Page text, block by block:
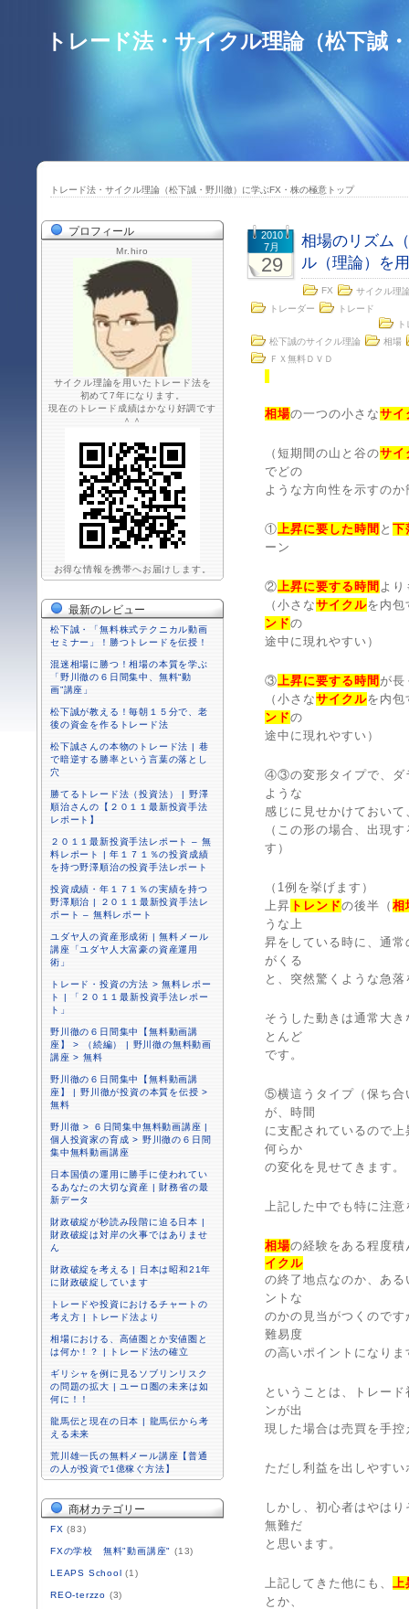
トレード法・サイクル理論（松下誠
トレード法・サイクル理論（松下誠・野川徹）に学ぶFX・株の極意トップ
2010
7月
29
相場のリズム
ル（理論）を
FX
サイクル理
トレーダー
トレード
松下誠のサイクル理論
相場
ＦＸ無料ＤＶＤ
相場の一つの小さなサイ
（短期間の山と谷のサイ
でどの
ような方向性を示すの
①上昇に要した時間 と 下
ーン
②上昇に要する時間 より
（小さなサイクルを内包
ンドの
途中に現れやすい）
③上昇に要する時間 が長
（小さなサイクルを内包
ンドの
途中に現れやすい）
④③の変形タイプで、ダ
ような
感じに見せかけておい
（この形の場合、出現
す）
（1例を挙げます）
上昇 トレンドの後半（ 相
うな上
昇をしている時に、通
がくる
と、突然驚くような急
そうした動きは通常大き
とんど
です。
⑤横這うタイプ（保ち合
が、時間
に支配されているので
何らか
の変化を見せてきます。
上記した中でも特に注
相場の経験をある程度
イクル
の終了地点なのか、あ
ントな
のかの見当がつくので
難易度
の高いポイントになりま
ということは、トレー
ンが出
現した場合は売買を手
ただし利益を出しやす
しかし、初心者はやは
無難だ
と思います。
上記してきた他にも、 上
とか、
プロフィール
Mr.hiro
サイクル理論を用いたトレード法を
初めて7年になります。
現在のトレード成績はかなり好調です
＾＾
お得な情報を携帯へお届けします。
最新のレビュー
松下誠・「無料株式テクニカル動画
セミナー」！勝つトレードを伝授！
混迷相場に勝つ！相場の本質を学ぶ
「野川徹の６日間集中、無料“動
画”講座」
松下誠が教える！毎朝１５分で、老
後の資金を作るトレード法
松下誠さんの本物のトレード法 | 巷
で暗逆する勝率という言葉の落とし
穴
勝てるトレード法（投資法） | 野澤
順治さんの【２０１１最新投資手法
レポート】
２０１１最新投資手法レポート – 無
料レポート | 年１７１％の投資成績
を持つ野澤順治の投資手法レポート
投資成績・年１７１％の実績を持つ
野澤順治 | ２０１１最新投資手法レ
ポート – 無料レポート
ユダヤ人の資産形成術 | 無料メール
講座「ユダヤ人大富豪の資産運用
術」
トレード・投資の方法 > 無料レポー
ト | 「２０１１最新投資手法レポー
ト」
野川徹の６日間集中【無料動画講
座】 > （続編） | 野川徹の無料動画
講座 > 無料
野川徹の６日間集中【無料動画講
座】 | 野川徹が投資の本質を伝授 >
無料
野川徹 > ６日間集中無料動画講座 |
個人投資家の育成 > 野川徹の６日間
集中無料動画講座
日本国債の運用に勝手に使われてい
るあなたの大切な資産 | 財務省の最
新データ
財政破綻が秒読み段階に迫る日本 |
財政破綻は対岸の火事ではありませ
ん
財政破綻を考える | 日本は昭和21年
に財政破綻しています
トレードや投資におけるチャートの
考え方 | トレード法より
相場における、高値圏とか安値圏と
は何か！？ | トレード法の確立
ギリシャを例に見るソブリンリスク
の問題の拡大 | ユーロ圏の未来は如
何に！！
龍馬伝と現在の日本 | 龍馬伝から考
える未来
荒川雄一氏の無料メール講座【普通
の人が投資で1億稼ぐ方法】
商材カテゴリー
FX (83)
FXの学校 無料"動画講座" (13)
LEAPS School (1)
REO-terzzo (3)